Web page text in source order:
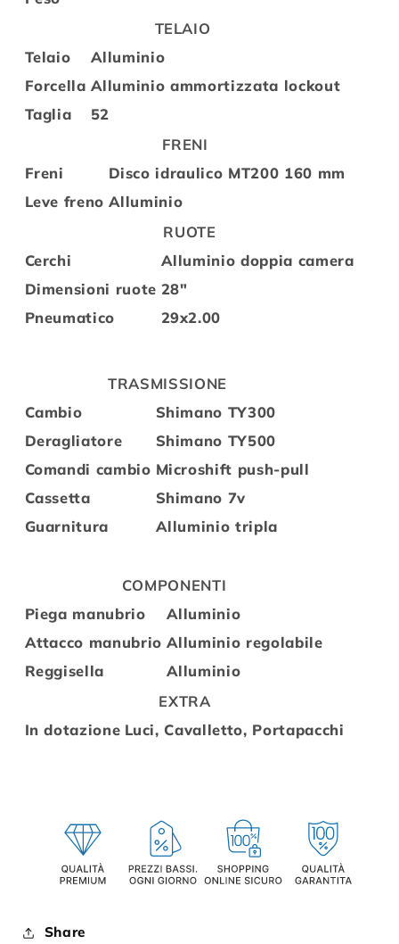
TELAIO
Telaio
Alluminio
Forcella Alluminio ammortizzata lockout
Taglia
52
FRENI
Freni
Disco idraulico MT200 160 mm
Leve freno Alluminio
RUOTE
Cerchi
Alluminio doppia camera
Dimensioni ruote 28"
Pneumatico
29x2.00
TRASMISSIONE
Cambio
Shimano TY300
Deragliatore
Shimano TY500
Comandi cambio Microshift push-pull
Cassetta
Shimano 7v
Guarnitura
Alluminio tripla
COMPONENTI
Piega manubrio
Alluminio
Attacco manubrio Alluminio regolabile
Reggisella
Alluminio
EXTRA
In dotazione Luci, Cavalletto, Portapacchi
Share